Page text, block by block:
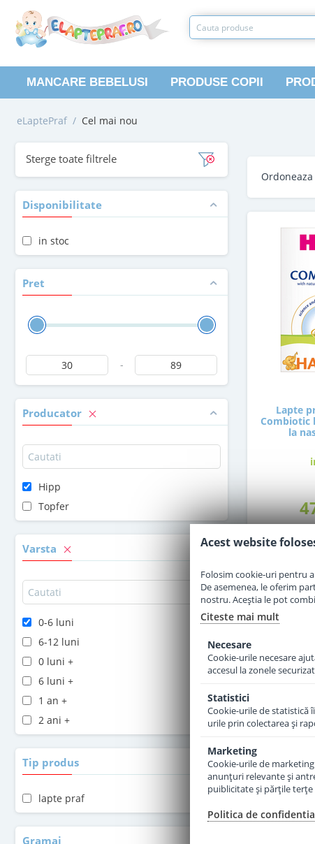
MANCARE BEBELUSI PRODUSE COPII
eLaptePraf / Cel mai nou
Sterge toate filtrele
Disponibilitate
in stoc
Pret
-
Producator
Hipp
Topfer
Varsta
0-6 luni
6-12 luni
0 luni +
6 luni +
1 an +
2 ani +
Tip produs
lapte praf
Gramaj
Ordoneaza
Lapte
Combiotic
la
Acest website
Folosim cookie-uri pentru
De asemenea, le oferim
nostru. Aceștia le pot
Citeste mai mult
Necesare
Cookie-urile necesare
accesul la zonele
Statistici
Cookie-urile de statistică
urile prin colectarea şi
Marketing
Cookie-urile de
anunţuri relevante şi
puiblicitate şi părţile
Politica de